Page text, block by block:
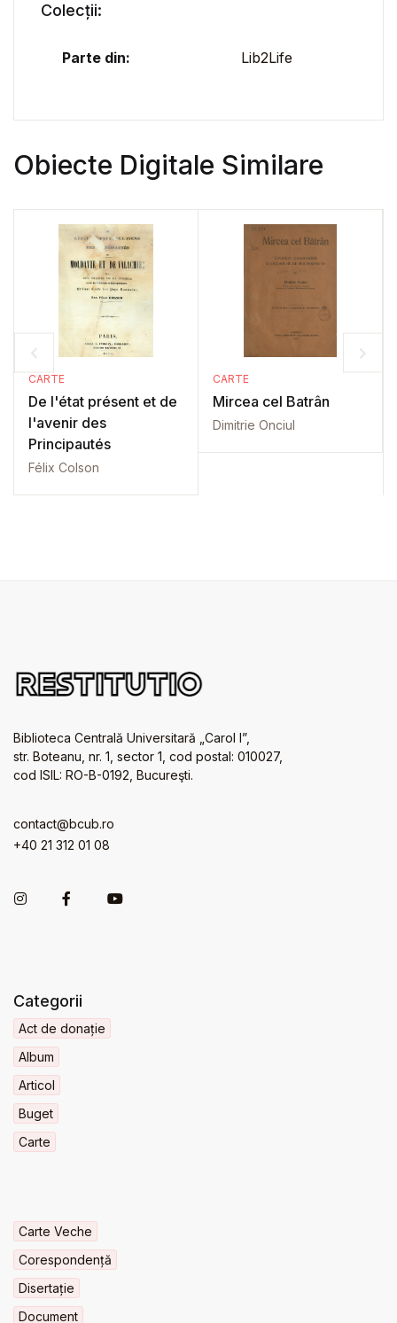
Colecții:
Parte din: Lib2Life
Obiecte Digitale Similare
CARTE
De l'état présent et de
l'avenir des
Principautés
Félix Colson
CARTE
Mircea cel Batrân
Dimitrie Onciul
Biblioteca Centrală Universitară „Carol I”,
str. Boteanu, nr. 1, sector 1, cod postal: 010027,
cod ISIL: RO-B-0192, Bucureşti.
contact@bcub.ro
+40 21 312 01 08
Categorii
Act de donație
Album
Articol
Buget
Carte
Carte Veche
Corespondență
Disertație
Document